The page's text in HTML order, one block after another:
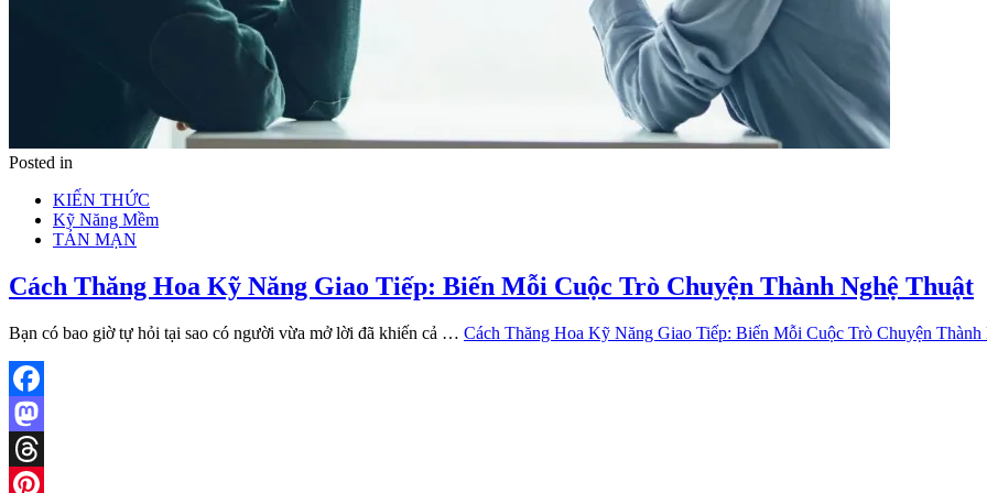
Posted in
KIẾN THỨC
Kỹ Năng Mềm
TẢN MẠN
Cách Thăng Hoa Kỹ Năng Giao Tiếp: Biến Mỗi Cuộc Trò Chuyện Thành Nghệ Thuật
Bạn có bao giờ tự hỏi tại sao có người vừa mở lời đã khiến cả … Cách Thăng Hoa Kỹ Năng Giao Tiếp: Biến Mỗi Cuộc Trò Chuyện Thành
Facebook
Mastodon
Threads